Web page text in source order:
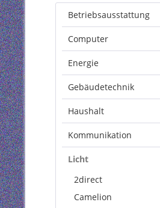
Betriebsausstattung
Computer
Energie
Gebäudetechnik
Haushalt
Kommunikation
Licht
2direct
Camelion